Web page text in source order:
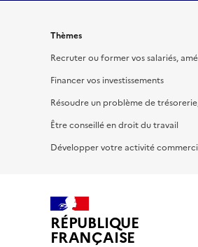
Thèmes
Recruter ou former vos salariés,
Financer vos investissements
Résoudre un problème de
Être conseillé en droit du travail
Développer votre activité
RÉPUBLIQUE
FRANÇAISE